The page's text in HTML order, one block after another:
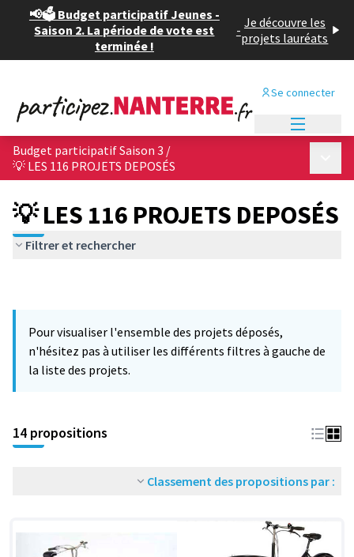
📢🗳️ Budget participatif Jeunes -
Saison 2. La période de vote est
terminée !
- Je découvre les
projets lauréats
Se connecter
Budget participatif Saison 3 /
💡 LES 116 PROJETS DEPOSÉS
💡 LES 116 PROJETS DEPOSÉS
Filtrer et rechercher
Pour visualiser l'ensemble des projets déposés,
n'hésitez pas à utiliser les différents filtres à gauche de
la liste des projets.
14 propositions
Classement des propositions par :